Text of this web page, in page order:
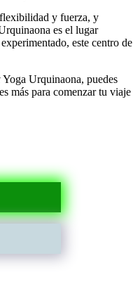
flexibilidad y fuerza, y
es el lugar
este centro de
Urquinaona, puedes
más para comenzar tu viaje